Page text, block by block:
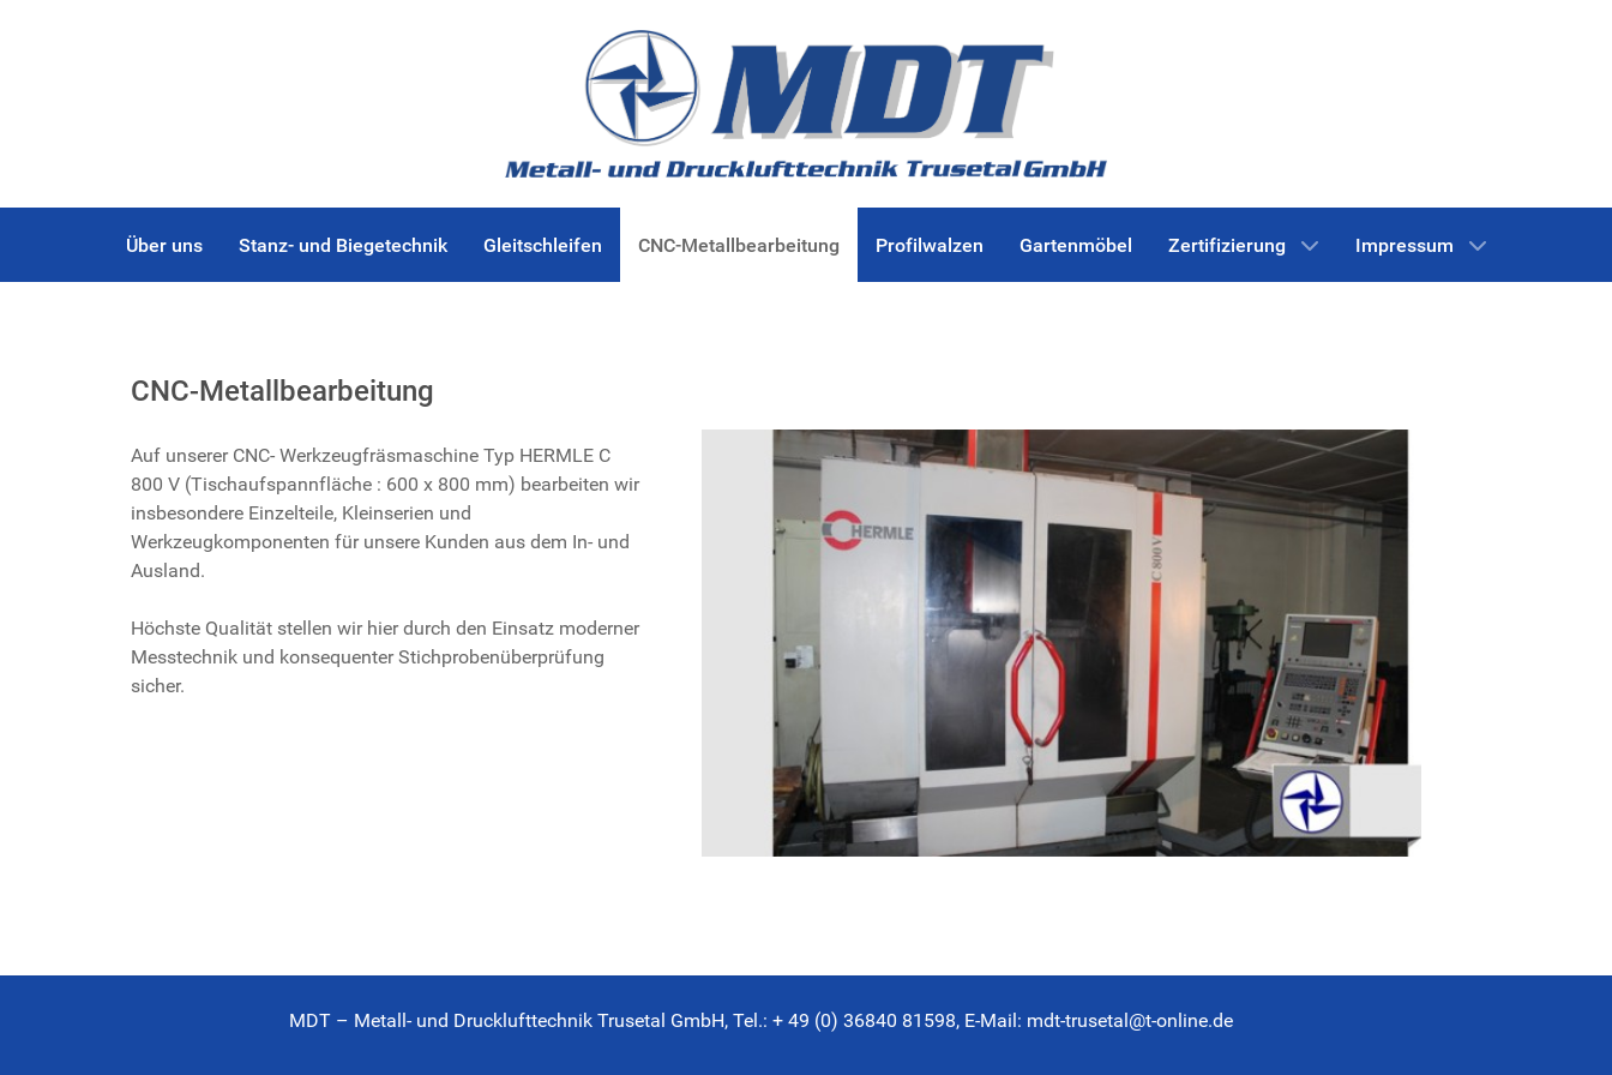
Über uns Stanz- und Biegetechnik Gleitschleifen CNC-Metallbearbeitung Profilwalzen Gartenmöbel Zertifizierung Impressum
CNC-Metallbearbeitung
Auf unserer CNC- Werkzeugfräsmaschine Typ HERMLE C
800 V (Tischaufspannfläche : 600 x 800 mm) bearbeiten wir
insbesondere Einzelteile, Kleinserien und
Werkzeugkomponenten für unsere Kunden aus dem In- und
Ausland.
Höchste Qualität stellen wir hier durch den Einsatz moderner
Messtechnik und konsequenter Stichprobenüberprüfung
sicher.
MDT – Metall- und Drucklufttechnik Trusetal GmbH, Tel.: + 49 (0) 36840 81598, E-Mail: mdt-trusetal@t-online.de